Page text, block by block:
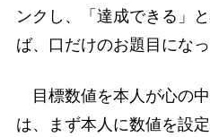
ンクし、「達成できる」
ば、口だけのお題目にな
目標数値を本人が心の
は、まず本人に数値を設